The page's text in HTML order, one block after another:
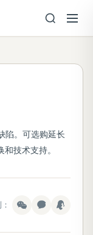
陷。可选购延长
技术支持。